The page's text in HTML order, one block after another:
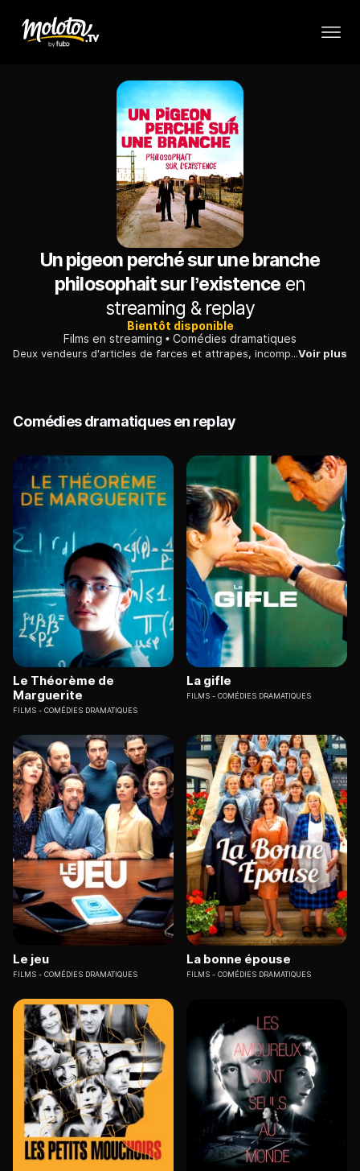
Un pigeon perché sur une branche
philosophait sur l’existence en
streaming & replay
Bientôt disponible
Films en streaming
Comédies dramatiques
Deux vendeurs d'articles de farces et attrapes, incompétents et sans conviction, croisent une galerie de personnages tout aussi perdus qu'eux.Voir plus
Comédies dramatiques en replay
Le Théorème de
Marguerite
FILMS COMÉDIES DRAMATIQUES
La gifle
FILMS COMÉDIES DRAMATIQUES
Le jeu
FILMS COMÉDIES DRAMATIQUES
La bonne épouse
FILMS COMÉDIES DRAMATIQUES